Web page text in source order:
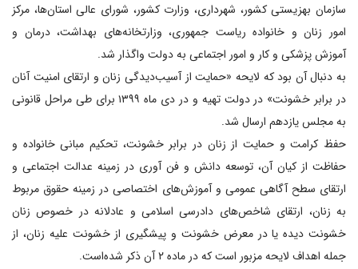
سازمان بهزیستی کشور، شهرداری، وزارت کشور، شورای عالی استان‌ها، مرکز
امور زنان و خانواده ریاست جمهوری، وزارتخانه‌های بهداشت، درمان و
آموزش پزشکی و کار و امور اجتماعی به دولت واگذار شد.
به دنبال آن بود که لایحه «حمایت از آسیب‌دیدگی زنان و ارتقای امنیت آنان
در برابر خشونت» در دولت تهیه و در دی ماه ۱۳۹۹ برای طی مراحل قانونی
به مجلس یازدهم ارسال شد.
حفظ کرامت و حمایت از زنان در برابر خشونت، تحکیم مبانی خانواده و
حفاظت از کیان آن، توسعه دانش و فن آوری در زمینه عدالت اجتماعی و
ارتقای سطح آگاهی عمومی و آموزش‌های اختصاصی در زمینه حقوق مربوط
به زنان، ارتقای شاخص‌های دادرسی اسلامی و عادلانه در خصوص زنان
خشونت دیده یا در معرض خشونت و پیشگیری از خشونت علیه زنان، از
جمله اهداف لایحه مزبور است که در ماده ۲ آن ذکر شده‌است.